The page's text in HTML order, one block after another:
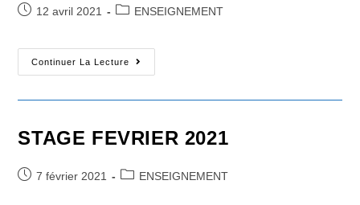
Post12 avril 2021
PostENSEIGNEMENT
Continuer La Lecture
AVRIL
STAGE FEVRIER 2021
Post7 février 2021
PostENSEIGNEMENT